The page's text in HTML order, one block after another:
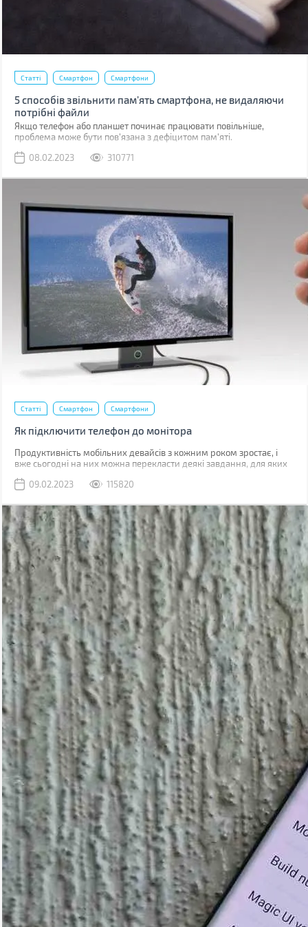
Статті Смартфон Смартфони
5 способів звільнити пам’ять смартфона, не видаляючи
потрібні файли
Якщо телефон або планшет починає працювати повільніше,
проблема може бути пов'язана з дефіцитом пам'яті.
08.02.2023
310771
Статті Смартфон Смартфони
Як підключити телефон до монітора
Продуктивність мобільних девайсів з кожним роком зростає, і
вже сьогодні на них можна перекласти деякі завдання, для яких
09.02.2023
115820